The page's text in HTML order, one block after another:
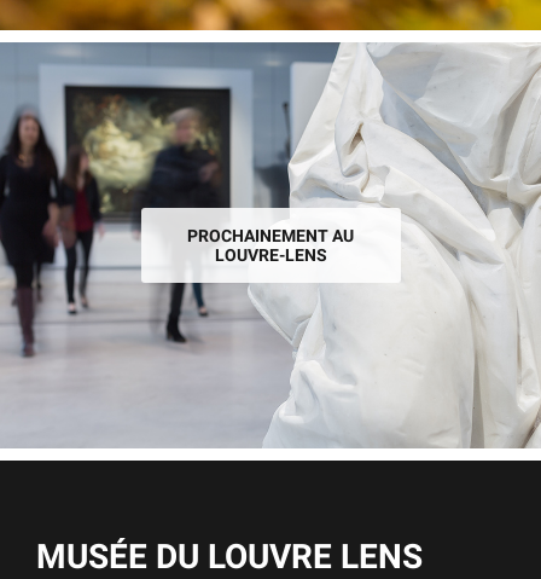
PROCHAINEMENT AU
LOUVRE-LENS
MUSÉE DU LOUVRE LENS